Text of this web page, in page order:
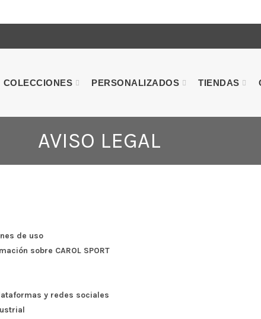
COLECCIONES PERSONALIZADOS TIENDAS
AVISO LEGAL
de uso
sobre CAROL SPORT
y redes sociales